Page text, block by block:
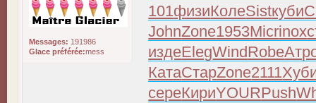
Messages: 191986
Glace préférée:mess
101физиКолеSistкуби
JohnZone1953Micrinox
издеElegWindRobe
КатаСтарZone2111
сереКириYOURPush